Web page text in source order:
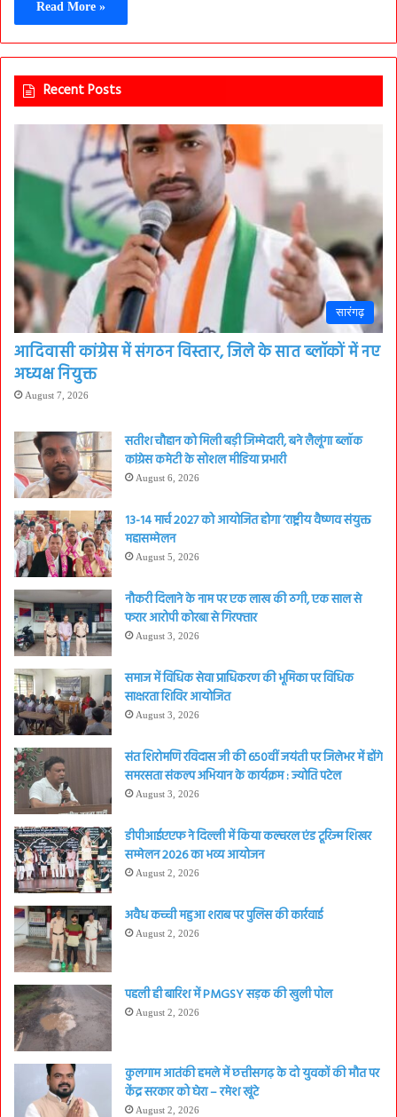
Read More »
Recent Posts
सारंगढ़
आदिवासी कांग्रेस में संगठन विस्तार, जिले के सात ब्लॉकों में नए
अध्यक्ष नियुक्त
August 7, 2026
सतीश चौहान को मिली बड़ी जिम्मेदारी, बने लैलूंगा ब्लॉक
कांग्रेस कमेटी के सोशल मीडिया प्रभारी
August 6, 2026
13-14 मार्च 2027 को आयोजित होगा ‘राष्ट्रीय वैष्णव संयुक्त
महासम्मेलन
August 5, 2026
नौकरी दिलाने के नाम पर एक लाख की ठगी, एक साल से
फरार आरोपी कोरबा से गिरफ्तार
August 3, 2026
समाज में विधिक सेवा प्राधिकरण की भूमिका पर विधिक
साक्षरता शिविर आयोजित
August 3, 2026
संत शिरोमणि रविदास जी की 650वीं जयंती पर जिलेभर में होंगे
समरसता संकल्प अभियान के कार्यक्रम : ज्योति पटेल
August 3, 2026
डीपीआईएएफ ने दिल्ली में किया कल्चरल एंड टूरिज्म शिखर
सम्मेलन 2026 का भव्य आयोजन
August 2, 2026
अवैध कच्ची महुआ शराब पर पुलिस की कार्रवाई
August 2, 2026
पहली ही बारिश में PMGSY सड़क की खुली पोल
August 2, 2026
कुलगाम आतंकी हमले में छत्तीसगढ़ के दो युवकों की मौत पर
केंद्र सरकार को घेरा – रमेश खूंटे
August 2, 2026